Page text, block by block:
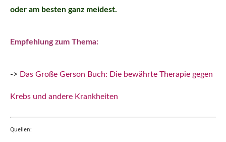
oder am besten ganz meidest.
Empfehlung zum Thema:
-> Das Große Gerson Buch: Die bewährte Therapie gegen
Krebs und andere Krankheiten
Quellen: